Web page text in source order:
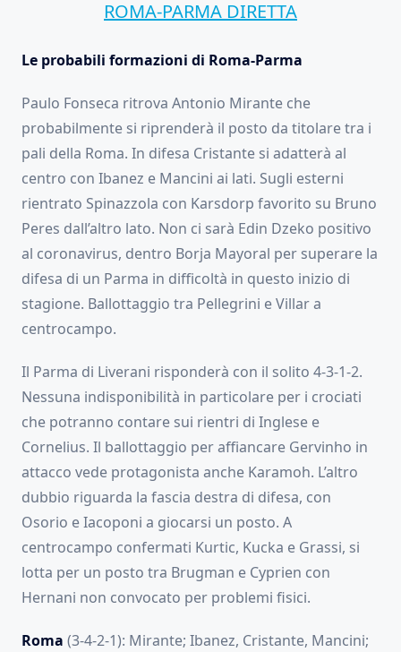
ROMA-PARMA DIRETTA
Le probabili formazioni di Roma-Parma
Paulo Fonseca ritrova Antonio Mirante che
probabilmente si riprenderà il posto da titolare tra i
pali della Roma. In difesa Cristante si adatterà al
centro con Ibanez e Mancini ai lati. Sugli esterni
rientrato Spinazzola con Karsdorp favorito su Bruno
Peres dall’altro lato. Non ci sarà Edin Dzeko positivo
al coronavirus, dentro Borja Mayoral per superare la
difesa di un Parma in difficoltà in questo inizio di
stagione. Ballottaggio tra Pellegrini e Villar a
centrocampo.
Il Parma di Liverani risponderà con il solito 4-3-1-2.
Nessuna indisponibilità in particolare per i crociati
che potranno contare sui rientri di Inglese e
Cornelius. Il ballottaggio per affiancare Gervinho in
attacco vede protagonista anche Karamoh. L’altro
dubbio riguarda la fascia destra di difesa, con
Osorio e Iacoponi a giocarsi un posto. A
centrocampo confermati Kurtic, Kucka e Grassi, si
lotta per un posto tra Brugman e Cyprien con
Hernani non convocato per problemi fisici.
Roma (3-4-2-1): Mirante; Ibanez, Cristante, Mancini;